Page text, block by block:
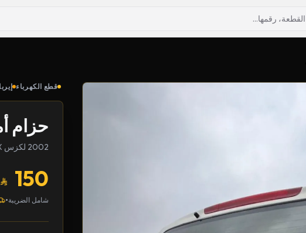
قطع الكهرباء
حزام
2002 لكزس LX
150
شامل الضريبة•